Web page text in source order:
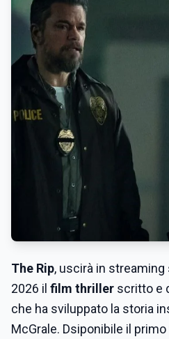
The Rip, uscirà in streaming
2026 il film thriller scritto e
che ha sviluppato la storia
McGrale. Dsiponibile il primo